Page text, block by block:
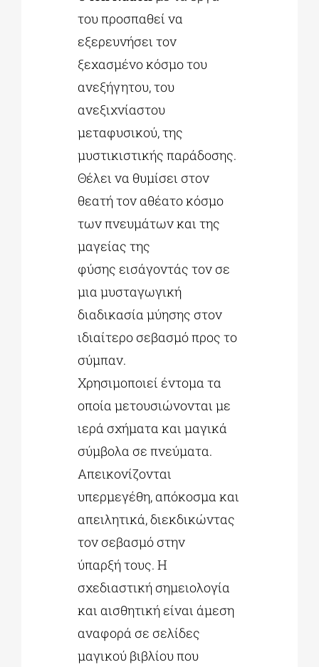
του προσπαθεί να
εξερευνήσει τον
ξεχασμένο κόσμο του
ανεξήγητου, του
ανεξιχνίαστου
μεταφυσικού, της
μυστικιστικής παράδοσης.
Θέλει να θυμίσει στον
θεατή τον αθέατο κόσμο
των πνευμάτων και της
μαγείας της
φύσης εισάγοντάς τον σε
μια μυσταγωγική
διαδικασία μύησης στον
ιδιαίτερο σεβασμό προς το
σύμπαν.
Χρησιμοποιεί έντομα τα
οποία μετουσιώνονται με
ιερά σχήματα και μαγικά
σύμβολα σε πνεύματα.
Απεικονίζονται
υπερμεγέθη, απόκοσμα και
απειλητικά, διεκδικώντας
τον σεβασμό στην
ύπαρξή τους. Η
σχεδιαστική σημειολογία
και αισθητική είναι άμεση
αναφορά σε σελίδες
μαγικού βιβλίου που